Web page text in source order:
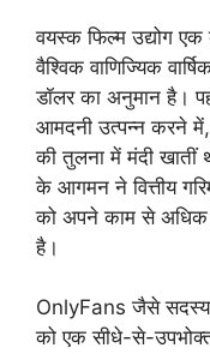
वयस्क फिल्म उद्योग
वैश्विक वाणिज्यिक
डॉलर का अनुमान है।
आमदनी उत्पन्न करने में,
की तुलना में मंदी खातीं
के आगमन ने वित्तीय
को अपने काम से अधिक
है।
OnlyFans जैसे
को एक सीधे-से-